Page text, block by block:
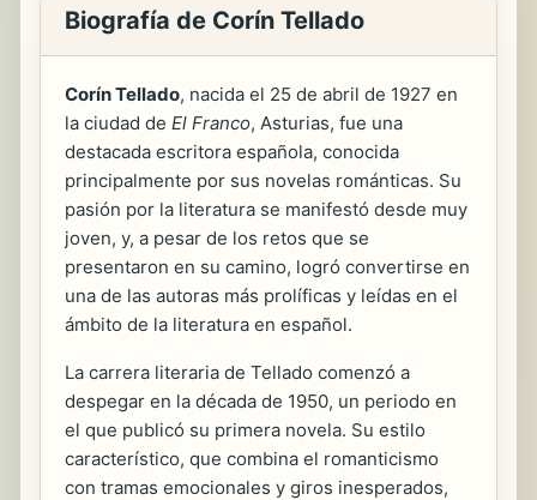
Biografía de Corín Tellado
Corín Tellado, nacida el 25 de abril de 1927 en
la ciudad de El Franco, Asturias, fue una
destacada escritora española, conocida
principalmente por sus novelas románticas. Su
pasión por la literatura se manifestó desde muy
joven, y, a pesar de los retos que se
presentaron en su camino, logró convertirse en
una de las autoras más prolíficas y leídas en el
ámbito de la literatura en español.
La carrera literaria de Tellado comenzó a
despegar en la década de 1950, un periodo en
el que publicó su primera novela. Su estilo
característico, que combina el romanticismo
con tramas emocionales y giros inesperados,